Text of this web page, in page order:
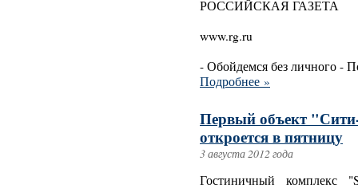
РОССИЙСКАЯ ГАЗЕТА
www.rg.ru
- Обойдемся без личного -
Подробнее »
Первый объект
откроется в пятницу
3 августа 2012 года
Гостиничный комплекс